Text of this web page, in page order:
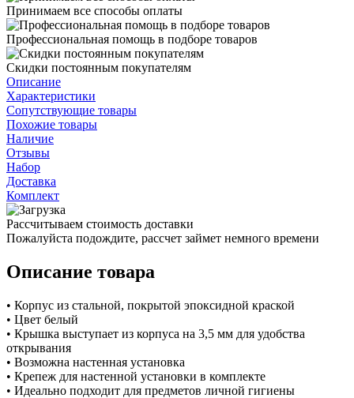
Принимаем все способы оплаты
Профессиональная помощь в подборе товаров
Скидки постоянным покупателям
Описание
Характеристики
Сопутствующие товары
Похожие товары
Наличие
Отзывы
Набор
Доставка
Комплект
Рассчитываем стоимость доставки
Пожалуйста подождите, рассчет займет немного времени
Описание товара
• Корпус из стальной, покрытой эпоксидной краской
• Цвет белый
• Крышка выступает из корпуса на 3,5 мм для удобства
открывания
• Возможна настенная установка
• Крепеж для настенной установки в комплекте
• Идеально подходит для предметов личной гигиены